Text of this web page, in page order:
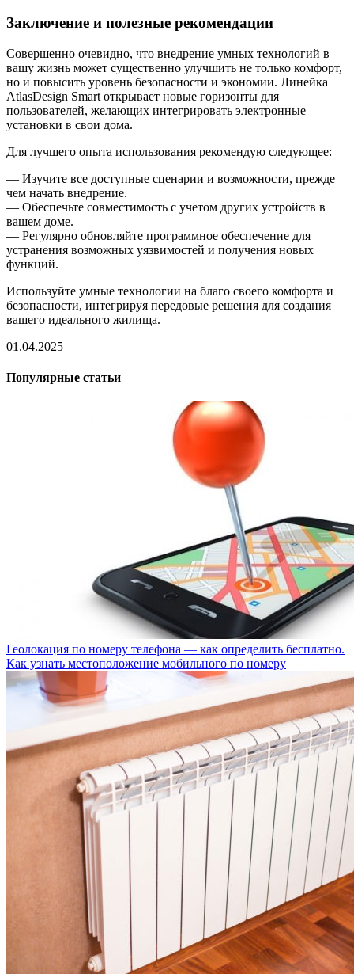
Заключение и полезные рекомендации
Совершенно очевидно, что внедрение умных технологий в
вашу жизнь может существенно улучшить не только комфорт,
но и повысить уровень безопасности и экономии. Линейка
AtlasDesign Smart открывает новые горизонты для
пользователей, желающих интегрировать электронные
установки в свои дома.
Для лучшего опыта использования рекомендую следующее:
— Изучите все доступные сценарии и возможности, прежде
чем начать внедрение.
— Обеспечьте совместимость с учетом других устройств в
вашем доме.
— Регулярно обновляйте программное обеспечение для
устранения возможных уязвимостей и получения новых
функций.
Используйте умные технологии на благо своего комфорта и
безопасности, интегрируя передовые решения для создания
вашего идеального жилища.
01.04.2025
Популярные статьи
Геолокация по номеру телефона — как определить бесплатно.
Как узнать местоположение мобильного по номеру